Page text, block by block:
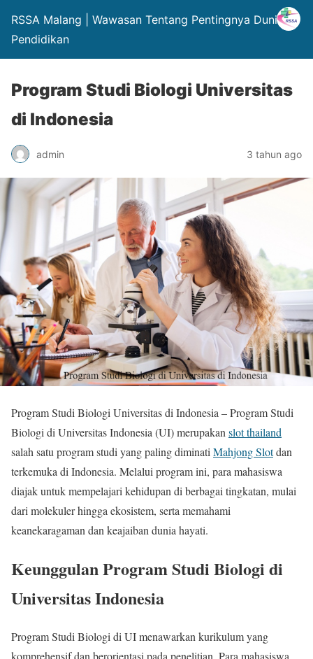
RSSA Malang | Wawasan Tentang Pentingnya Dunia
Pendidikan
Program Studi Biologi Universitas
di Indonesia
admin 3 tahun ago
Program Studi Biologi Universitas di Indonesia – Program Studi
Biologi di Universitas Indonesia (UI) merupakan slot thailand
salah satu program studi yang paling diminati Mahjong Slotdan
terkemuka di Indonesia. Melalui program ini, para mahasiswa
diajak untuk mempelajari kehidupan di berbagai tingkatan, mulai
dari molekuler hingga ekosistem, serta memahami
keanekaragaman dan keajaiban dunia hayati.
Keunggulan Program Studi Biologi di
Universitas Indonesia
Program Studi Biologi di UI menawarkan kurikulum yang
komprehensif dan berorientasi pada penelitian. Para mahasiswa